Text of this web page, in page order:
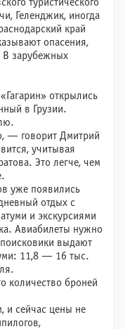
туристического
Геленджик, иногда
край
опасения,
В зарубежных
открылись
в Грузии.
— говорит Дмитрий
учитывая
Это легче, чем
уже появились
отдых с
и экскурсиями
Авиабилеты нужно
выдают
11,8 — 16 тыс.
количество броней
и сейчас цены не